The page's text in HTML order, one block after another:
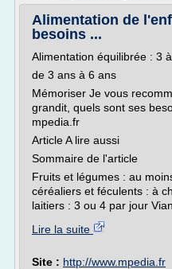
Alimentation de
besoins ...
Alimentation équilibrée : 3
de 3 ans à 6 ans
Mémoriser Je vous
grandit, quels sont ses
mpedia.fr
Article A lire aussi
Sommaire de l'article
Fruits et légumes : au
céréaliers et féculents : à
laitiers : 3 ou 4 par jour
Lire la suite
Site : http://www.mpedia.fr